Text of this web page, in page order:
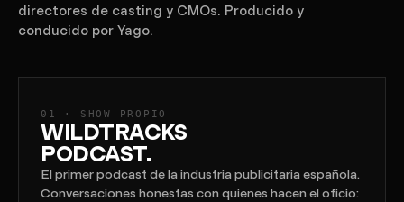
directores de casting y CMOs. Producido y
conducido por Yago.
01 · SHOW PROPIO
WILDTRACKS
PODCAST.
El primer podcast de la industria publicitaria española.
Conversaciones honestas con quienes hacen el oficio: